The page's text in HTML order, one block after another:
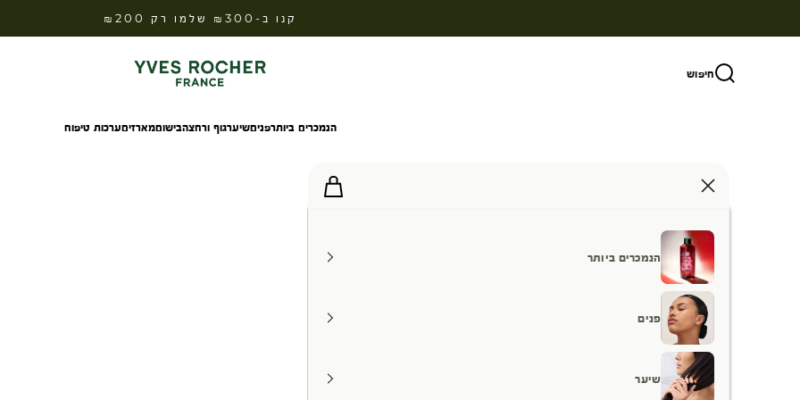
קנו ב-₪300 שלמו רק ₪200
חיפוש Yves Rocher Israel
הנמכרים ביותרפניםשיערגוף ורחצהבישוםמארזיםערכות טיפוח
הנמכרים ביותר
פנים
שיער